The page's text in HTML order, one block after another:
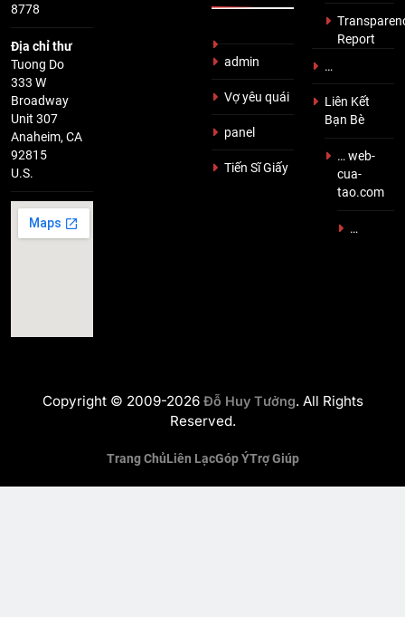
8778
Địa chỉ thư
Tuong Do
333 W
Broadway
Unit 307
Anaheim, CA
92815
U.S.
admin
Vợ yêu quái
panel
Tiến Sĩ Giấy
Report
…
Liên Kết
Bạn Bè
… web-
cua-
tao.com
…
Copyright © 2009-2026 Đỗ Huy Tưởng. All Rights
Reserved.
Trang ChủLiên LạcGóp ÝTrợ Giúp